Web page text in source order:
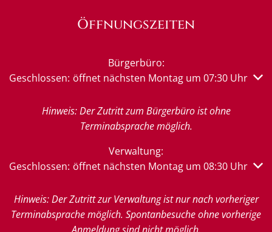
Öffnungszeiten
Bürgerbüro:
Klicken, um weitere Öffnungs- oder Schließzeiten
Geschlossen: öffnet nächsten Montag um 07:30 Uhr
Hinweis: Der Zutritt zum Bürgerbüro ist ohne
Terminabsprache möglich.
Verwaltung:
Klicken, um weitere Öffnungs- oder Schließzeiten
Geschlossen: öffnet nächsten Montag um 08:30 Uhr
Hinweis: Der Zutritt zur Verwaltung ist nur nach vorheriger
Terminabsprache möglich. Spontanbesuche ohne vorherige
Anmeldung sind nicht möglich.